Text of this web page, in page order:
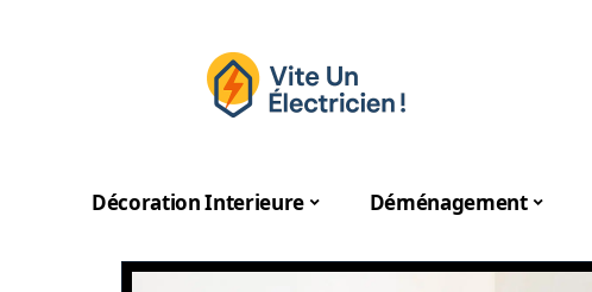
Décoration Interieure Déménagement